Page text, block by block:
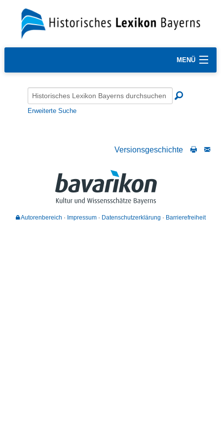
MENÜ
Erweiterte Suche
Versionsgeschichte
Autorenbereich Impressum Datenschutzerklärung Barrierefreiheit